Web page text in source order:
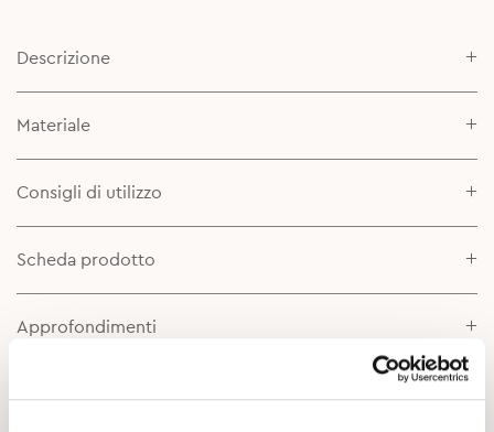
Descrizione
Materiale
Consigli di utilizzo
Scheda prodotto
Approfondimenti